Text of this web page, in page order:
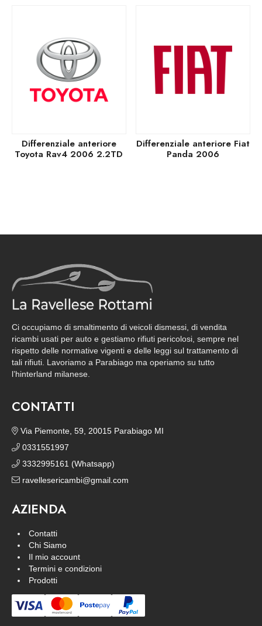
Differenziale anteriore
Toyota Rav4 2006 2.2TD
Differenziale anteriore Fiat
Panda 2006
Ci occupiamo di smaltimento di veicoli dismessi, di vendita
ricambi usati per auto e gestiamo rifiuti pericolosi, sempre nel
rispetto delle normative vigenti e delle leggi sul trattamento di
tali rifiuti. Lavoriamo a Parabiago ma operiamo su tutto
l’hinterland milanese.
CONTATTI
Via Piemonte, 59, 20015 Parabiago MI
0331551997
3332995161 (Whatsapp)
ravellesericambi@gmail.com
AZIENDA
Contatti
Chi Siamo
Il mio account
Termini e condizioni
Prodotti